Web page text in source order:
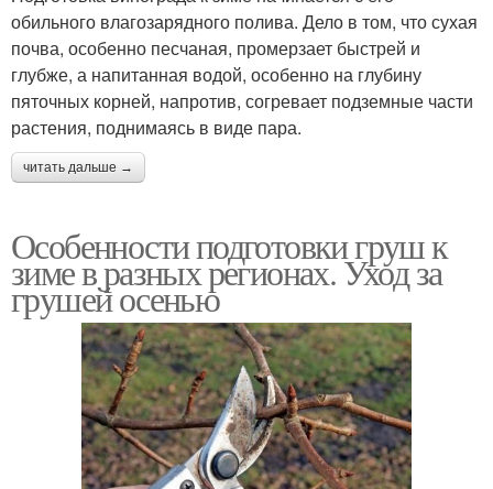
обильного влагозарядного полива. Дело в том, что сухая
почва, особенно песчаная, промерзает быстрей и
глубже, а напитанная водой, особенно на глубину
пяточных корней, напротив, согревает подземные части
растения, поднимаясь в виде пара.
читать дальше →
Особенности подготовки груш к
зиме в разных регионах. Уход за
грушей осенью